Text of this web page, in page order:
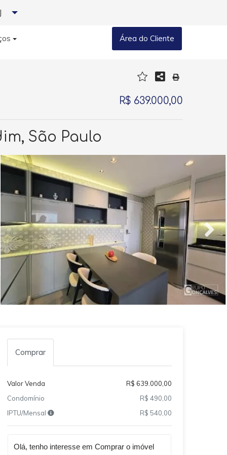
Área do Cliente
R$ 639.000,00
São Paulo
Comprar
Valor Venda
R$ 639.000,00
Condomínio
R$ 490,00
IPTU/Mensal
R$ 540,00